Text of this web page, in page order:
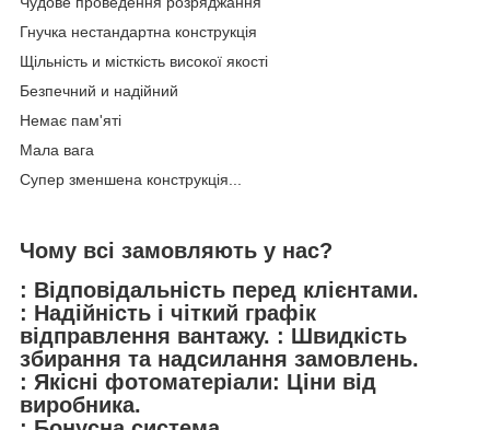
Гнучка нестандартна конструкція
Щільність и місткість високої якості
Безпечний и надійний
Немає пам'яті
Мала вага
Супер зменшена конструкція...
Чому всі замовляють у нас?
: Відповідальність перед клієнтами.
: Надійність і чіткий графік
відправлення вантажу. : Швидкість
збирання та надсилання замовлень.
: Якісні фотоматеріали: Ціни від
виробника.